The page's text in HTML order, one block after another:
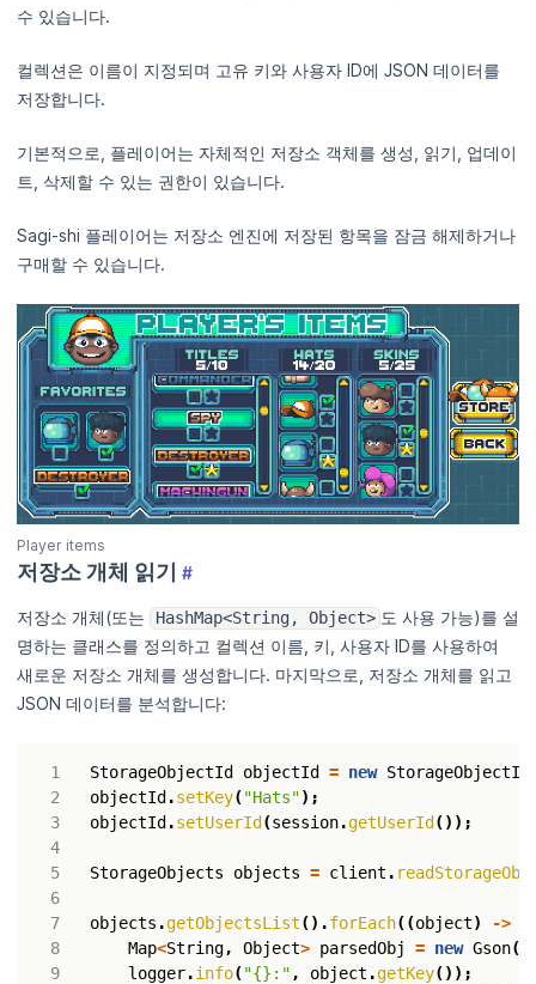
수 있습니다.
컬렉션은 이름이 지정되며 고유 키와 사용자 ID에 JSON 데이터를
저장합니다.
기본적으로, 플레이어는 자체적인 저장소 객체를 생성, 읽기, 업데이
트, 삭제할 수 있는 권한이 있습니다.
Sagi-shi 플레이어는 저장소 엔진에 저장된 항목을 잠금 해제하거나
구매할 수 있습니다.
Player items
저장소 개체 읽기 #
저장소 개체(또는 HashMap<String, Object> 도 사용 가능)를 설
명하는 클래스를 정의하고 컬렉션 이름, 키, 사용자 ID를 사용하여
새로운 저장소 개체를 생성합니다. 마지막으로, 저장소 개체를 읽고
JSON 데이터를 분석합니다:
3
4
5
6
7
8
9
StorageObjectId objectId = new StorageObjectId
objectId .setKey("Hats");
objectId .setUserId (session.getUserId ());
StorageObjects objects = client .
objects .getObjectsList().forEach((object) ->
Map<String, Object> parsedObj = new Gson
logger.info("{}:" , object .getKey());